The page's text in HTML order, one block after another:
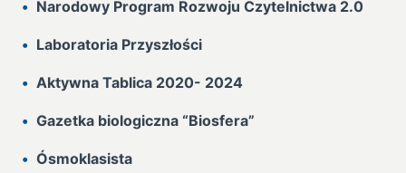
Narodowy Program Rozwoju Czytelnictwa 2.0
Laboratoria Przyszłości
Aktywna Tablica 2020- 2024
Gazetka biologiczna “Biosfera”
Ósmoklasista